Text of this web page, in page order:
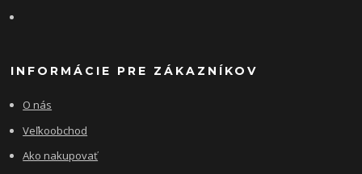
INFORMÁCIE PRE ZÁKAZNÍKOV
O nás
Veľkoobchod
Ako nakupovať